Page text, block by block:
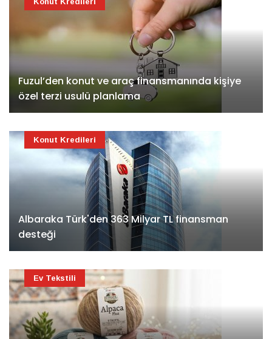
Fuzul’den konut ve araç finansmanında kişiye
özel terzi usulü planlama
Albaraka Türk'den 363 Milyar TL finansman
desteği
Konut Kredileri
Ev Tekstili